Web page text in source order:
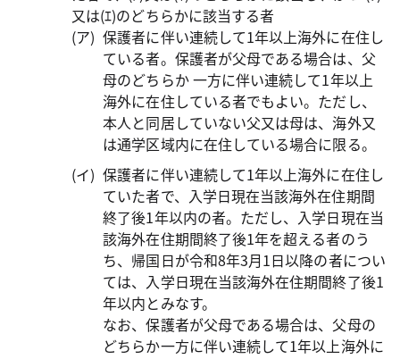
又は(ｴ)のどちらかに該当する者
保護者に伴い連続して1年以上海外に在住し
ている者。保護者が父母である場合は、父
母のどちらか 一方に伴い連続して1年以上
海外に在住している者でもよい。ただし、
本人と同居していない父又は母は、海外又
は通学区域内に在住している場合に限る。
保護者に伴い連続して1年以上海外に在住し
ていた者で、入学日現在当該海外在住期間
終了後1年以内の者。ただし、入学日現在当
該海外在住期間終了後1年を超える者のう
ち、帰国日が令和8年3月1日以降の者につい
ては、入学日現在当該海外在住期間終了後1
年以内とみなす。
なお、保護者が父母である場合は、父母の
どちらか一方に伴い連続して1年以上海外に